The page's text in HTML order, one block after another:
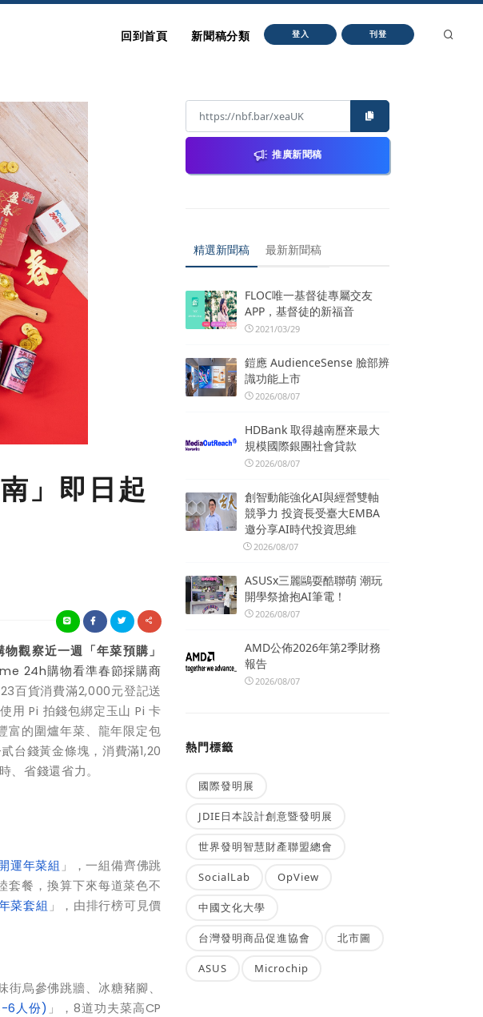
回到首頁 新聞稿分類 登入 刊登
」即日起
觀察近一週「年菜預購」
24h購物看準春節採購商
百貨消費滿2,000元登記送
用 Pi 拍錢包綁定玉山 Pi 卡
富的圍爐年菜、龍年限定包
台錢黃金條塊，消費滿1,20
省錢還省力。
運年菜組 」，一組備齊佛跳
套餐，換算下來每道菜色不
菜套組 」，由排行榜可見價
街烏參佛跳牆、冰糖豬腳、
6人份) 」，8道功夫菜高CP
推廣新聞稿
精選新聞稿 最新新聞稿
FLOC唯一基督徒專屬交友
APP，基督徒的新福音
2021/03/29
鎧應 AudienceSense 臉部辨
識功能上市
2026/08/07
HDBank 取得越南歷來最大
規模國際銀團社會貸款
2026/08/07
創智動能強化AI與經營雙軸
競爭力 投資長受臺大EMBA
邀分享AI時代投資思維
2026/08/07
ASUSx三麗鷗耍酷聯萌 潮玩
開學祭搶抱AI筆電！
2026/08/07
AMD公佈2026年第2季財務
報告
2026/08/07
熱門標籤
國際發明展
JDIE日本設計創意暨發明展
世界發明智慧財產聯盟總會
SocialLab OpView
中國文化大學
台灣發明商品促進協會 北市圖
ASUS Microchip